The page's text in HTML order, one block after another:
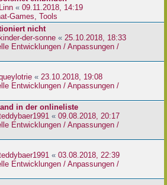
Linn « 09.11.2018, 14:19
Games, Tools
nicht
kinder-der-sonne « 25.10.2018, 18:33
Entwicklungen / Anpassungen /
« 23.10.2018, 19:08
Entwicklungen / Anpassungen /
in der onlineliste
« 09.08.2018, 20:17
Entwicklungen / Anpassungen /
« 03.08.2018, 22:39
Entwicklungen / Anpassungen /